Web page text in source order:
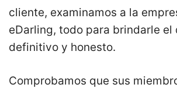
cliente, examinamos a la
eDarling, todo para brindarle el
definitivo y honesto.
Comprobamos que sus